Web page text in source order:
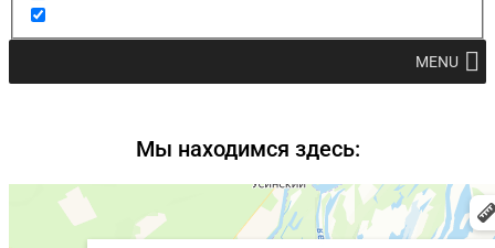
MENU
Мы находимся здесь: